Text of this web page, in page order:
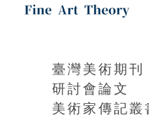
臺灣美術期刊
研討會論文
美術家傳記叢